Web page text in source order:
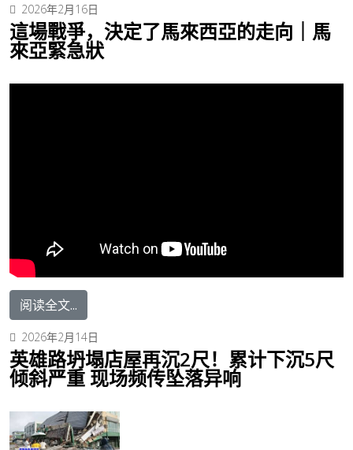
2026年2月16日
這場戰爭，決定了馬來西亞的走向｜馬
來亞緊急狀
阅读全文...
2026年2月14日
英雄路坍塌店屋再沉2尺！累计下沉5尺
倾斜严重 现场频传坠落异响